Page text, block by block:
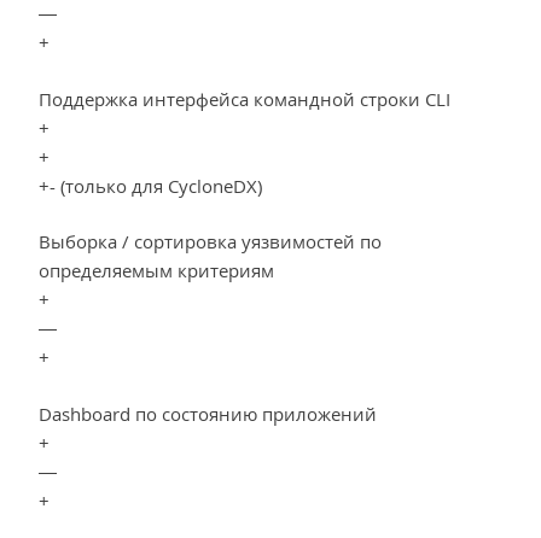
—
+
Поддержка интерфейса командной строки CLI
+
+
+- (только для CycloneDX)
Выборка / сортировка уязвимостей по
определяемым критериям
+
—
+
Dashboard по состоянию приложений
+
—
+